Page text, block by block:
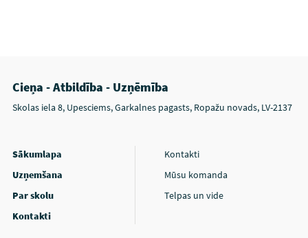
Cieņa - Atbildība - Uzņēmība
Skolas iela 8, Upesciems, Garkalnes pagasts, Ropažu novads, LV-2137
Sākumlapa
Uzņemšana
Par skolu
Kontakti
Kontakti
Mūsu komanda
Telpas un vide